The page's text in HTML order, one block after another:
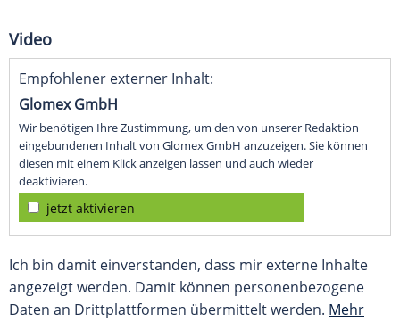
Video
Empfohlener externer Inhalt:
Glomex GmbH
Wir benötigen Ihre Zustimmung, um den von unserer Redaktion
eingebundenen Inhalt von Glomex GmbH anzuzeigen. Sie können
diesen mit einem Klick anzeigen lassen und auch wieder
deaktivieren.
jetzt aktivieren
Ich bin damit einverstanden, dass mir externe Inhalte
angezeigt werden. Damit können personenbezogene
Daten an Drittplattformen übermittelt werden. Mehr